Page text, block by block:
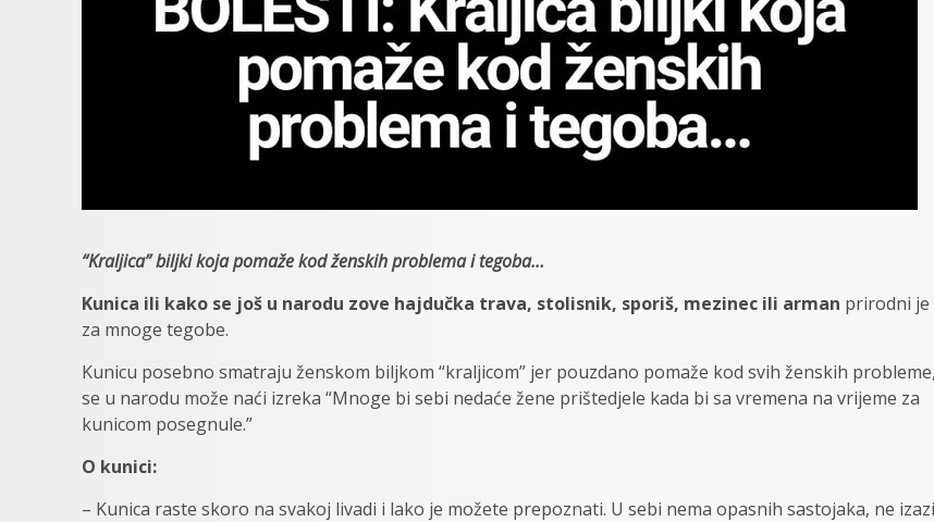
“Kraljica” biljki koja pomaže kod ženskih problema i tegoba…
Kunica ili kako se još u narodu zove hajdučka trava, stolisnik, sporiš, mezinec ili arman prirodni je
za mnoge tegobe.
Kunicu posebno smatraju ženskom biljkom “kraljicom” jer pouzdano pomaže kod svih ženskih
se u narodu može naći izreka “Mnoge bi sebi nedaće žene prištedjele kada bi sa vremena na vrijeme za
kunicom posegnule.”
O kunici:
– Kunica raste skoro na svakoj livadi i lako je možete prepoznati. U sebi nema opasnih sastojaka, ne